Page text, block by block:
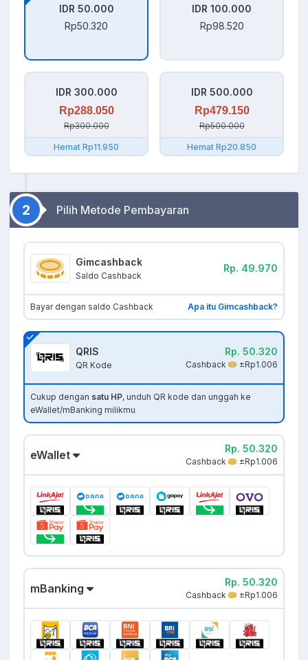
IDR 50.000
Rp50.320
IDR 100.000
Rp98.520
IDR 300.000
Rp288.050
Rp300.000
Hemat Rp11.950
IDR 500.000
Rp479.150
Rp500.000
Hemat Rp20.850
2 Pilih Metode Pembayaran
Gimcashback
Saldo Cashback
Rp. 49.970
Bayar dengan saldo Cashback Apa itu Gimcashback?
QRIS
QR Kode
Rp. 50.320
Cashback ±Rp1.006
Cukup dengan satu HP, unduh QR kode dan unggah ke
eWallet/mBanking milikmu
eWallet Rp. 50.320
Cashback ±Rp1.006
mBanking Rp. 50.320
Cashback ±Rp1.006